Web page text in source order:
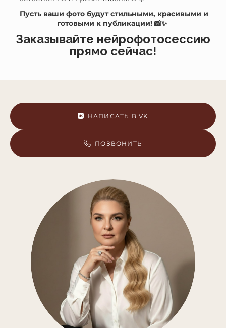
Пусть ваши фото будут стильными, красивыми и
готовыми к публикации! 📸✨
Заказывайте нейрофотосессию
прямо сейчас!
НАПИСАТЬ В VK
ПОЗВОНИТЬ